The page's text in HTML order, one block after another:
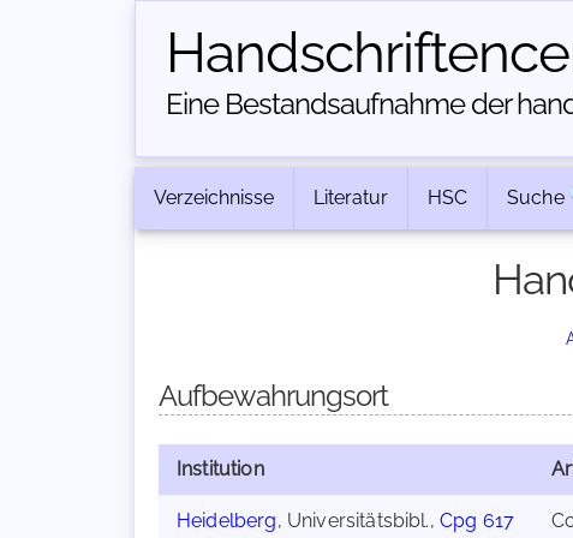
Eine Bestandsaufnahme der
Verzeichnisse Literatur HSC Suche
Aufbewahrungsort
Institution
Heidelberg, Universitätsbibl., Cpg 617